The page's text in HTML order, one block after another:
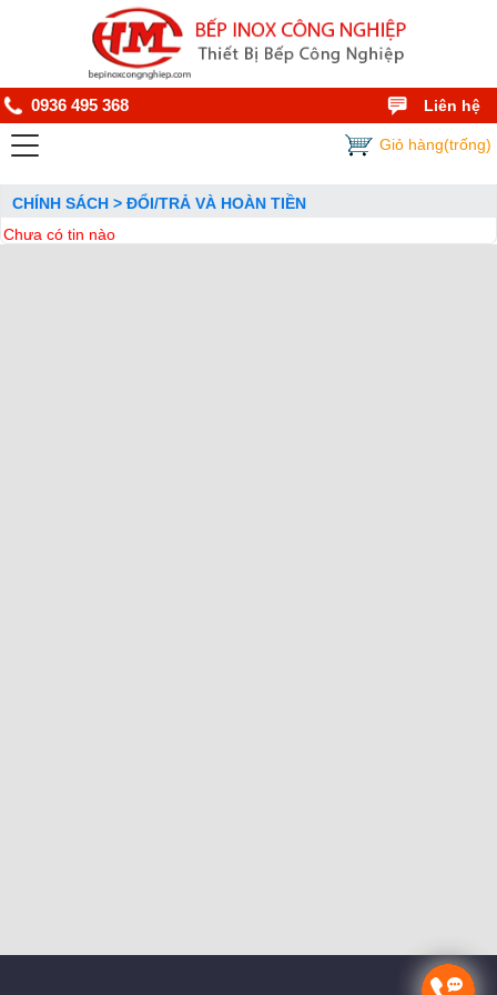
0936 495 368 Liên hệ
Giỏ hàng(trống)
CHÍNH SÁCH > ĐỔI/TRẢ VÀ HOÀN TIỀN
Chưa có tin nào